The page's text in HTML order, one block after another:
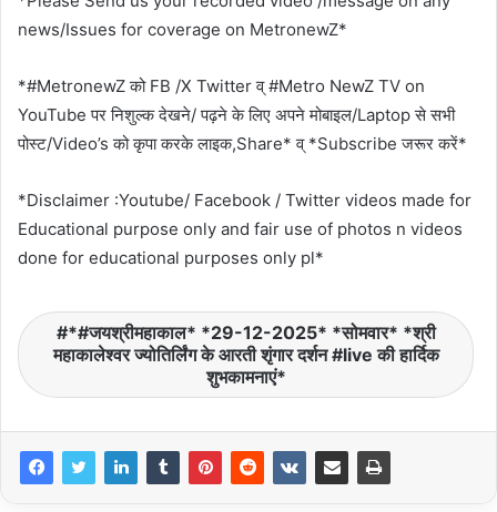
news/Issues for coverage on MetronewZ*
*#MetronewZ को FB /X Twitter व् #Metro NewZ TV on
YouTube पर निशुल्क देखने/ पढ़ने के लिए अपने मोबाइल/Laptop से सभी
पोस्ट/Video’s को कृपा करके लाइक,Share* व् *Subscribe जरूर करें*
*Disclaimer :Youtube/ Facebook / Twitter videos made for
Educational purpose only and fair use of photos n videos
done for educational purposes only pl*
*#जयश्रीमहाकाल* *29-12-2025* *सोमवार* *श्री
महाकालेश्वर ज्योतिर्लिंग के आरती शृंगार दर्शन #live की हार्दिक
शुभकामनाएं*